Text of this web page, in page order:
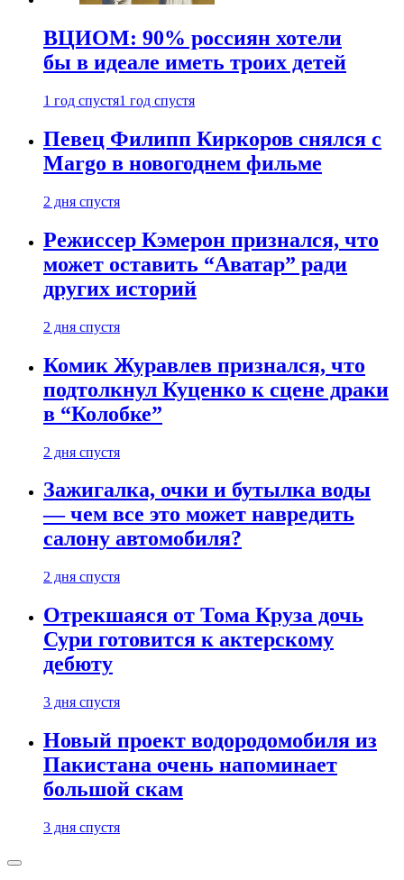
ВЦИОМ: 90% россиян хотели
бы в идеале иметь троих детей
1 год спустя1 год спустя
Певец Филипп Киркоров снялся с
Margo в новогоднем фильме
2 дня спустя
Режиссер Кэмерон признался, что
может оставить “Аватар” ради
других историй
2 дня спустя
Комик Журавлев признался, что
подтолкнул Куценко к сцене драки
в “Колобке”
2 дня спустя
Зажигалка, очки и бутылка воды
— чем все это может навредить
салону автомобиля?
2 дня спустя
Отрекшаяся от Тома Круза дочь
Сури готовится к актерскому
дебюту
3 дня спустя
Новый проект водородомобиля из
Пакистана очень напоминает
большой скам
3 дня спустя